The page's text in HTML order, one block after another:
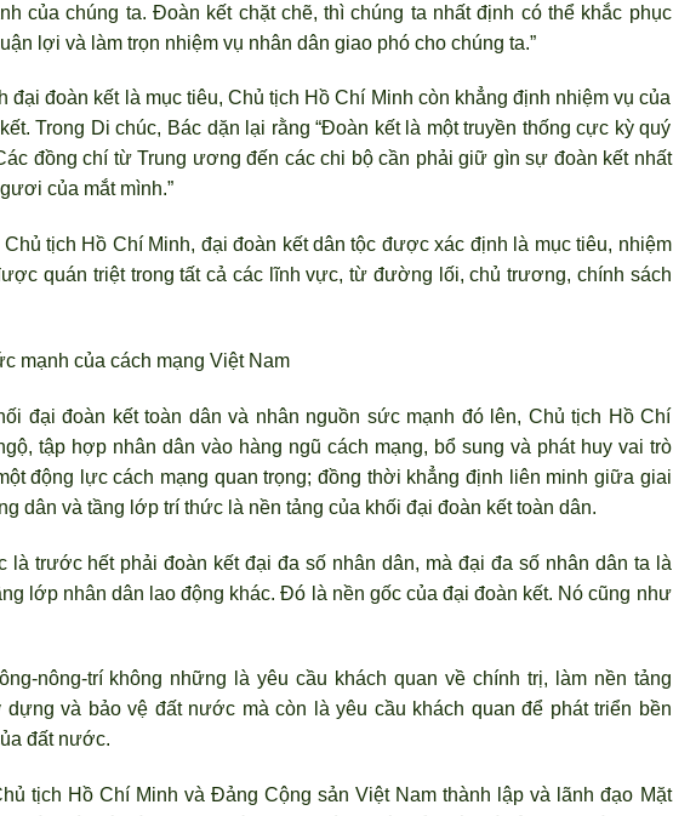
của chúng ta. Đoàn kết chặt chẽ, thì chúng ta nhất định có thể khắc phục
lợi và làm trọn nhiệm vụ nhân dân giao phó cho chúng ta.”
đại đoàn kết là mục tiêu, Chủ tịch Hồ Chí Minh còn khẳng định nhiệm vụ của
Trong Di chúc, Bác dặn lại rằng “Đoàn kết là một truyền thống cực kỳ quý
đồng chí từ Trung ương đến các chi bộ cần phải giữ gìn sự đoàn kết nhất
ươi của mắt mình.”
tịch Hồ Chí Minh, đại đoàn kết dân tộc được xác định là mục tiêu, nhiệm
quán triệt trong tất cả các lĩnh vực, từ đường lối, chủ trương, chính sách
mạnh của cách mạng Việt Nam
đại đoàn kết toàn dân và nhân nguồn sức mạnh đó lên, Chủ tịch Hồ Chí
tập hợp nhân dân vào hàng ngũ cách mạng, bổ sung và phát huy vai trò
động lực cách mạng quan trọng; đồng thời khẳng định liên minh giữa giai
dân và tầng lớp trí thức là nền tảng của khối đại đoàn kết toàn dân.
là trước hết phải đoàn kết đại đa số nhân dân, mà đại đa số nhân dân ta là
lớp nhân dân lao động khác. Đó là nền gốc của đại đoàn kết. Nó cũng như
nông-trí không những là yêu cầu khách quan về chính trị, làm nền tảng
và bảo vệ đất nước mà còn là yêu cầu khách quan để phát triển bền
đất nước.
tịch Hồ Chí Minh và Đảng Cộng sản Việt Nam thành lập và lãnh đạo Mặt